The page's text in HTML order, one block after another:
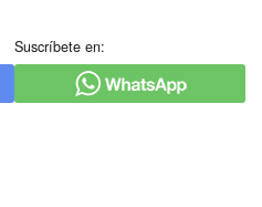
Suscríbete en: